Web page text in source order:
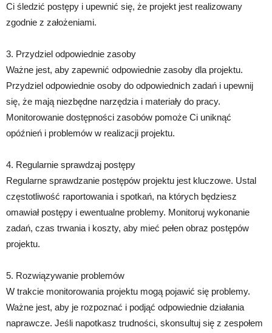
Ci śledzić postępy i upewnić się, że projekt jest realizowany
zgodnie z założeniami.
3. Przydziel odpowiednie zasoby
Ważne jest, aby zapewnić odpowiednie zasoby dla projektu.
Przydziel odpowiednie osoby do odpowiednich zadań i upewnij
się, że mają niezbędne narzędzia i materiały do pracy.
Monitorowanie dostępności zasobów pomoże Ci uniknąć
opóźnień i problemów w realizacji projektu.
4. Regularnie sprawdzaj postępy
Regularne sprawdzanie postępów projektu jest kluczowe. Ustal
częstotliwość raportowania i spotkań, na których będziesz
omawiał postępy i ewentualne problemy. Monitoruj wykonanie
zadań, czas trwania i koszty, aby mieć pełen obraz postępów
projektu.
5. Rozwiązywanie problemów
W trakcie monitorowania projektu mogą pojawić się problemy.
Ważne jest, aby je rozpoznać i podjąć odpowiednie działania
naprawcze. Jeśli napotkasz trudności, skonsultuj się z zespołem